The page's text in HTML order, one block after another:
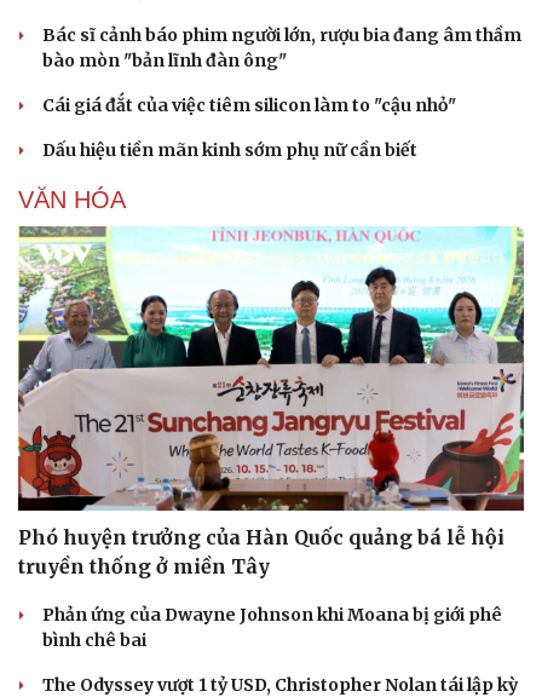
Bác sĩ cảnh báo phim người lớn, rượu bia đang âm thầm
bào mòn "bản lĩnh đàn ông"
Cái giá đắt của việc tiêm silicon làm to "cậu nhỏ"
Dấu hiệu tiền mãn kinh sớm phụ nữ cần biết
VĂN HÓA
Phó huyện trưởng của Hàn Quốc quảng bá lễ hội
truyền thống ở miền Tây
Phản ứng của Dwayne Johnson khi Moana bị giới phê
bình chê bai
The Odyssey vượt 1 tỷ USD, Christopher Nolan tái lập kỳ